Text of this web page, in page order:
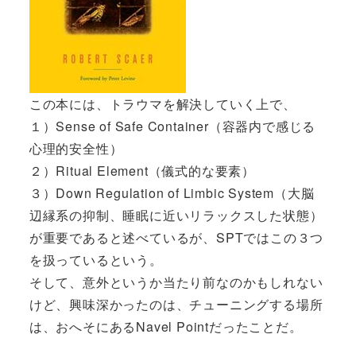
この本には、トラウマを解決していく上で、
１）Sense of Safe Container（容器内で感じる
心理的安全性）
２）Ritual Element（儀式的な要素）
３）Down Regulation of Limbic System（大脳
辺縁系の抑制、睡眠に近いリラックスした状態）
が重要であると述べているが、SPTではこの３つ
を扱っているという。
そして、意外というか当たり前なのかもしれない
けど、興味深かったのは、チューニングする場所
は、おへそにあるNavel Pointだったことだ。